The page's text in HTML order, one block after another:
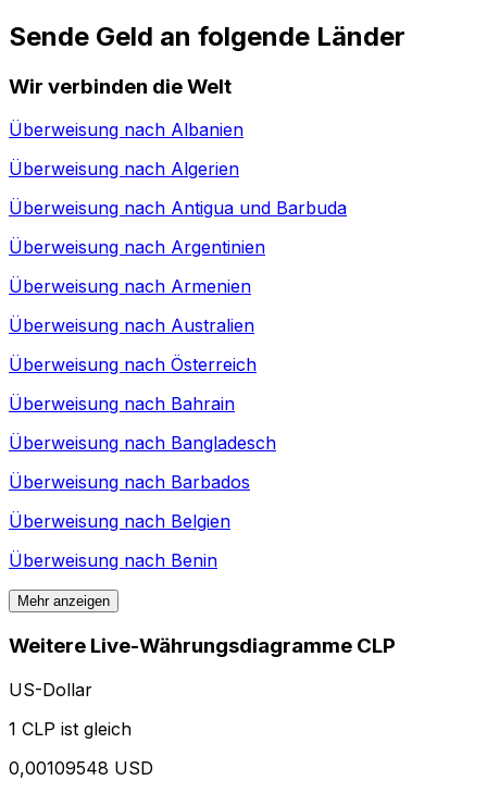
Sende Geld an folgende Länder
Wir verbinden die Welt
Überweisung nach Albanien
Überweisung nach Algerien
Überweisung nach Antigua und Barbuda
Überweisung nach Argentinien
Überweisung nach Armenien
Überweisung nach Australien
Überweisung nach Österreich
Überweisung nach Bahrain
Überweisung nach Bangladesch
Überweisung nach Barbados
Überweisung nach Belgien
Überweisung nach Benin
Mehr anzeigen
Weitere Live-Währungsdiagramme CLP
US-Dollar
1 CLP ist gleich
0,00109548 USD